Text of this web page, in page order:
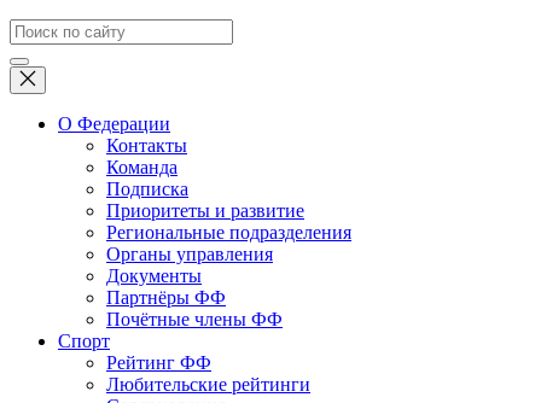
О Федерации
Контакты
Команда
Подписка
Приоритеты и развитие
Региональные подразделения
Органы управления
Документы
Партнёры ФФ
Почётные члены ФФ
Спорт
Рейтинг ФФ
Любительские рейтинги